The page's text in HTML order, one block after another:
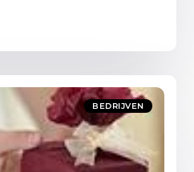
BEDRIJVEN